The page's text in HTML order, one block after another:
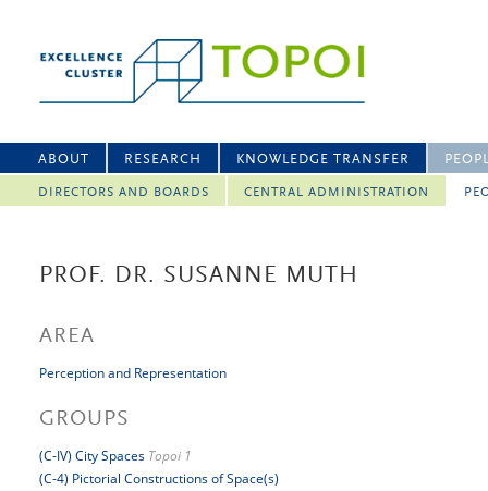
ABOUT RESEARCH KNOWLEDGE TRANSFER
DIRECTORS AND BOARDS CENTRAL ADMINISTRATION
PROF. DR. SUSANNE MUTH
AREA
Perception and Representation
GROUPS
(C-IV) City Spaces Topoi 1
(C-4) Pictorial Constructions of Space(s)